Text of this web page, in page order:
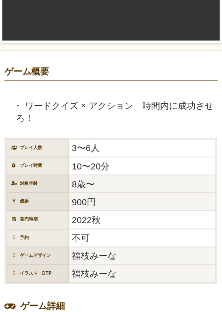
ゲーム概要
ワードクイズ × アクション 時間内に成功させ
ろ！
プレイ人数 3〜6人
プレイ時間 10〜20分
対象年齢 8歳〜
価格 900円
発売時期 2022秋
予約 不可
ゲームデザイン 福枝みーな
イラスト・DTP 福枝みーな
ゲーム詳細